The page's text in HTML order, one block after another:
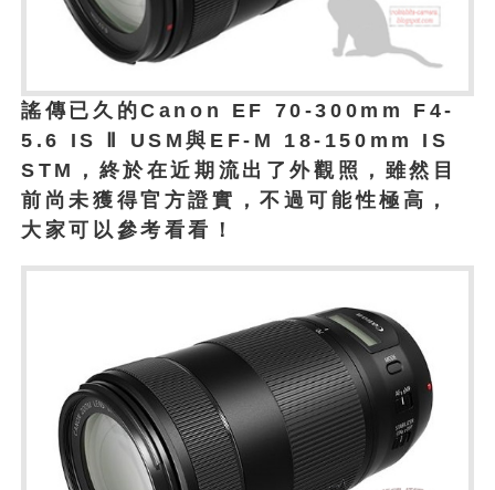
謠傳已久的Canon EF 70-300mm F4-
5.6 IS Ⅱ USM與EF-M 18-150mm IS
STM，終於在近期流出了外觀照，雖然目
前尚未獲得官方證實，不過可能性極高，
大家可以參考看看！